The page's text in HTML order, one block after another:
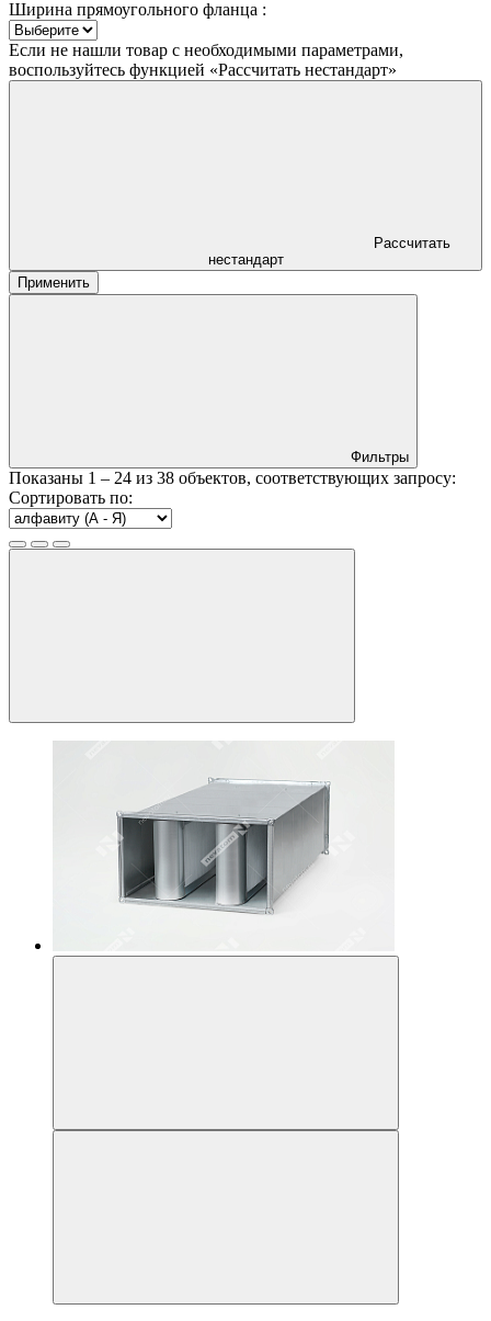
Ширина прямоугольного фланца :
Если не нашли товар с необходимыми параметрами,
воспользуйтесь функцией «Рассчитать нестандарт»
Рассчитать
нестандарт
Применить
Фильтры
Показаны 1 – 24 из 38 объектов, соответствующих запросу:
Сортировать по: